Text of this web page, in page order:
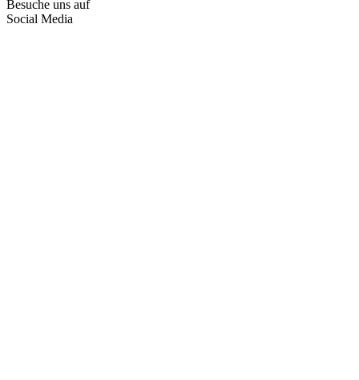
Besuche uns auf
Social Media